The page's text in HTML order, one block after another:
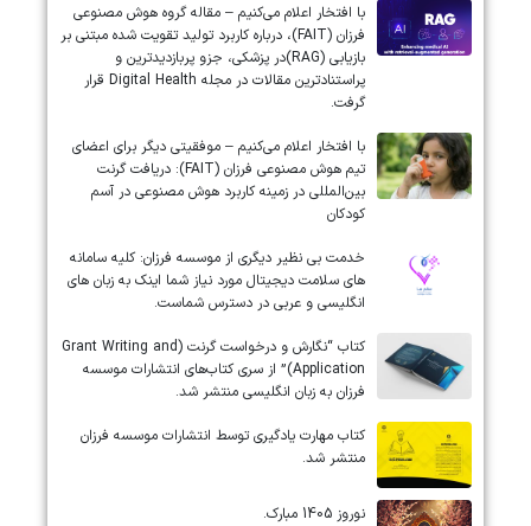
با افتخار اعلام می‌کنیم – مقاله گروه هوش مصنوعی
فرزان (FAIT)، درباره کاربرد تولید تقویت شده مبتنی بر
بازیابی (RAG)در پزشکی، جزو پربازدیدترین و
پراستنادترین مقالات در مجله Digital Health قرار
گرفت.
با افتخار اعلام می‌کنیم – موفقیتی دیگر برای اعضای
تیم هوش مصنوعی فرزان (FAIT): دریافت گرنت
بین‌المللی در زمینه کاربرد هوش مصنوعی در آسم
کودکان
خدمت بی نظیر دیگری از موسسه فرزان: کلیه سامانه
های سلامت دیجیتال مورد نیاز شما اینک به زبان های
انگلیسی و عربی در دسترس شماست.
کتاب “نگارش و درخواست گرنت (Grant Writing and
Application)” از سری کتاب‌های انتشارات موسسه
فرزان به زبان انگلیسی منتشر شد.
کتاب مهارت یادگیری توسط انتشارات موسسه فرزان
منتشر شد.
نوروز 1405 مبارک.